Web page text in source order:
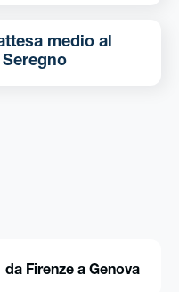
medio al
- Seregno
da Firenze a Genova